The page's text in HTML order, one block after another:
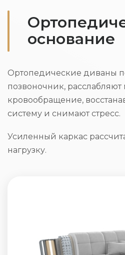
основание
Ортопедические диваны
позвоночник,
кровообращение,
систему и снимают стресс.
Усиленный каркас
нагрузку.